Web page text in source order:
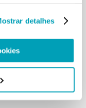
detalhes
um bom